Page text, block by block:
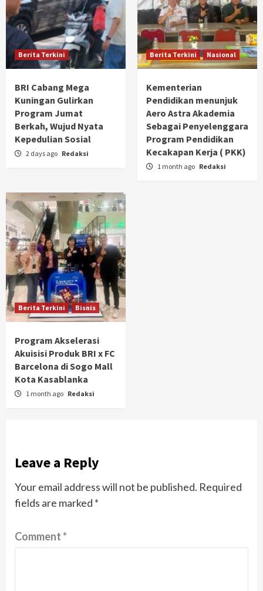
Berita Terkini
BRI Cabang Mega
Kuningan Gulirkan
Program Jumat
Berkah, Wujud Nyata
Kepedulian Sosial
2 days ago Redaksi
Berita Terkini Nasional
Kementerian
Pendidikan menunjuk
Aero Astra Akademia
Sebagai Penyelenggara
Program Pendidikan
Kecakapan Kerja ( PKK)
1 month ago Redaksi
Berita Terkini Bisnis
Program Akselerasi
Akuisisi Produk BRI x FC
Barcelona di Sogo Mall
Kota Kasablanka
1 month ago Redaksi
Leave a Reply
Your email address will not be published. Required
fields are marked *
Comment*